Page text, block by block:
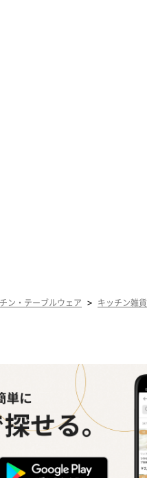
ン・テーブルウェア > キッチン雑貨